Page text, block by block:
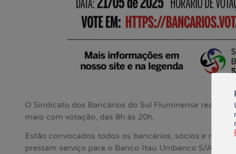
O Sindicato dos Bancários do Sul Fluminense realiza
maio com votação, das 8h às 20h.
Estão convocados todos os bancários, sócios e não
prestam serviço para o Banco Itaú Unibanco S/A; Itaú